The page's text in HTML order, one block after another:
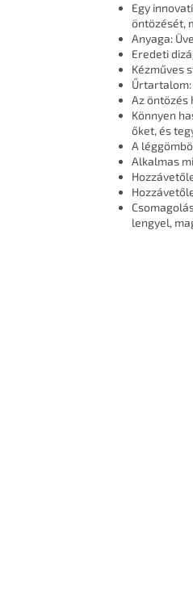
Egy
öntözését,
Anyaga:
Eredeti
Kézműves
Űrtartalom:
Az öntözés
Könnyen
őket, és
A
Alkalmas
lengyel,